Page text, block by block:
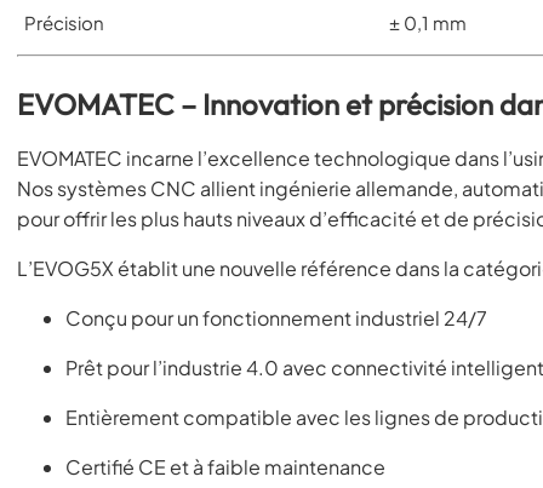
Précision
± 0,1 mm
EVOMATEC – Innovation et précision
EVOMATEC incarne l’excellence technologique dans
Nos systèmes CNC allient ingénierie allemande,
pour offrir les plus hauts niveaux d’efficacité et de
L’EVOG5X établit une nouvelle référence dans la
Conçu pour un fonctionnement industriel 24/7
Prêt pour l’industrie 4.0 avec connectivité
Entièrement compatible avec les lignes de
Certifié CE et à faible maintenance